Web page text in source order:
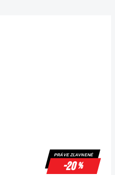
PRÁVE ZĽAVNENÉ
-20%